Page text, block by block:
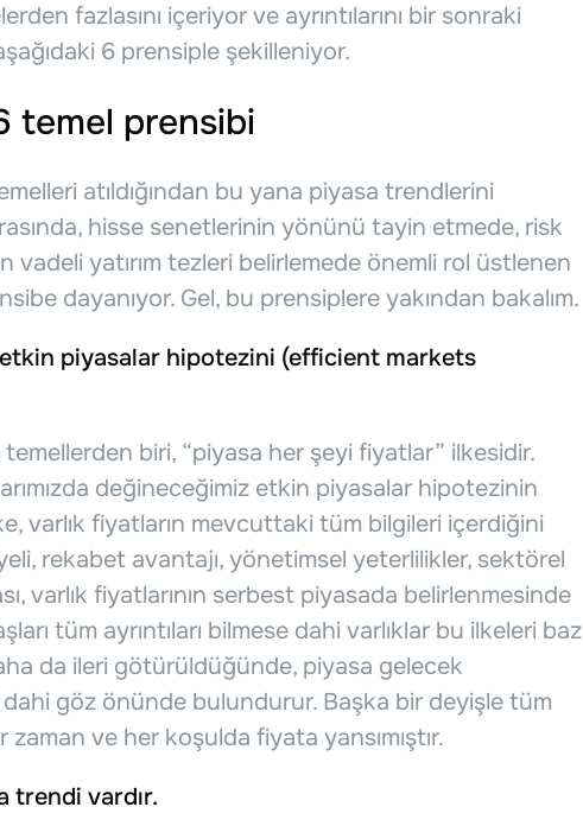
fazlasını içeriyor ve ayrıntılarını bir sonraki
6 prensiple şekilleniyor.
temel prensibi
atıldığından bu yana piyasa trendlerini
hisse senetlerinin yönünü tayin etmede, risk
yatırım tezleri belirlemede önemli rol üstlenen
dayanıyor. Gel, bu prensiplere yakından bakalım.
etkin piyasalar hipotezini (efficient markets
temellerden biri, “piyasa her şeyi fiyatlar” ilkesidir.
değineceğimiz etkin piyasalar hipotezinin
varlık fiyatların mevcuttaki tüm bilgileri içerdiğini
rekabet avantajı, yönetimsel yeterlilikler, sektörel
varlık fiyatlarının serbest piyasada belirlenmesinde
tüm ayrıntıları bilmese dahi varlıklar bu ilkeleri baz
da ileri götürüldüğünde, piyasa gelecek
göz önünde bulundurur. Başka bir deyişle tüm
ve her koşulda fiyata yansımıştır.
trendi vardır.